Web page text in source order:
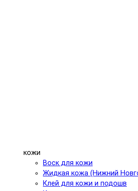
кожи
Воск для кожи
Жидкая кожа (Нижний
Клей для кожи и подошв